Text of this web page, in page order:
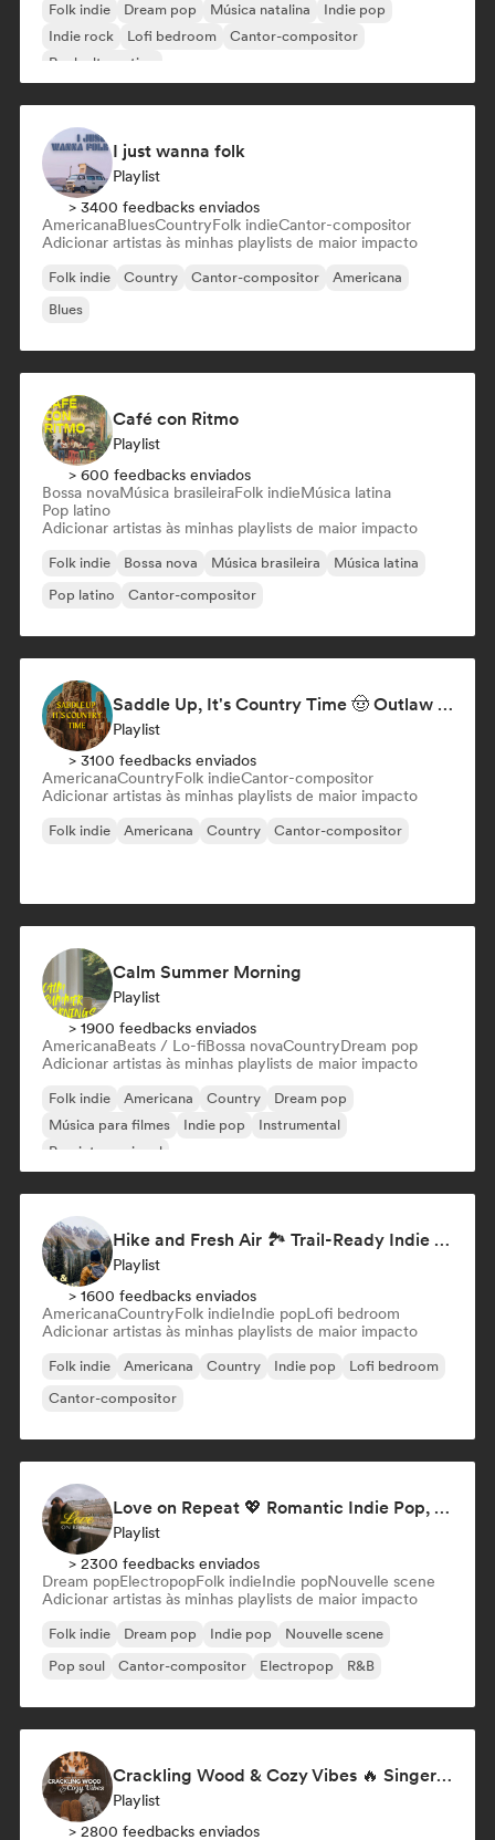
Folk indie Dream pop Música natalina
Indie pop
Indie rock
Lofi bedroom
Cantor-compositor
Rock alternativo
I just wanna folk
Playlist
> 3400 feedbacks enviados
AmericanaBluesCountryFolk indieCantor-compositor
Adicionar artistas às minhas playlists de maior impacto
Folk indie Country Cantor-compositor
Americana
Blues
Café con Ritmo
Playlist
> 600 feedbacks enviados
Bossa novaMúsica brasileiraFolk indieMúsica latina
Pop latino
Adicionar artistas às minhas playlists de maior impacto
Folk indie Bossa nova Música brasileira
Música latina
Pop latino
Cantor-compositor
Saddle Up, It's Country Time 🤠 Outlaw Country, Americana & Country Rock
Playlist
> 3100 feedbacks enviados
AmericanaCountryFolk indieCantor-compositor
Adicionar artistas às minhas playlists de maior impacto
Folk indie Americana Country Cantor-compositor
Calm Summer Morning
Playlist
> 1900 feedbacks enviados
AmericanaBeats / Lo-fiBossa novaCountryDream pop
Adicionar artistas às minhas playlists de maior impacto
Folk indie Americana Country
Dream pop
Música para filmes
Indie pop
Instrumental
Pop internacional
Hike and Fresh Air 🏞️ Trail-Ready Indie Folk & Acoustic
Playlist
> 1600 feedbacks enviados
AmericanaCountryFolk indieIndie popLofi bedroom
Adicionar artistas às minhas playlists de maior impacto
Folk indie Americana Country Indie pop
Lofi bedroom
Cantor-compositor
Love on Repeat 💖 Romantic Indie Pop, Neo Soul & Singer-Songwriter
Playlist
> 2300 feedbacks enviados
Dream popElectropopFolk indieIndie popNouvelle scene
Adicionar artistas às minhas playlists de maior impacto
Folk indie Dream pop Indie pop
Nouvelle scene
Pop soul
Cantor-compositor Electropop R&B
Crackling Wood & Cozy Vibes 🔥 Singer-Songwriter, Dream Pop & Bedroom Pop
Playlist
> 2800 feedbacks enviados